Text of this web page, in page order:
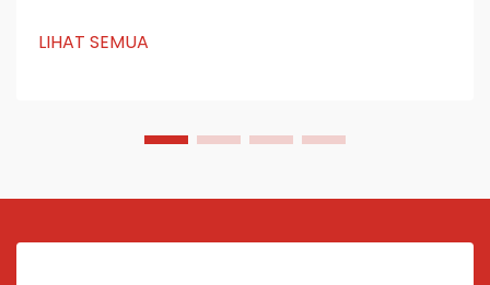
manufaktur yang canggih meningkatkan daya tahan
LIHAT SEMUA